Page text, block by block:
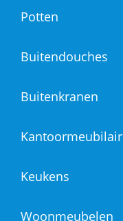
Potten
Buitendouches
Buitenkranen
Kantoormeubilair
Keukens
Woonmeubelen